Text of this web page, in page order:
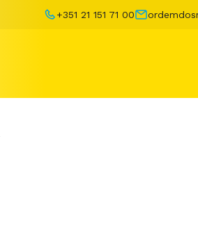
+351 21 151 71 00